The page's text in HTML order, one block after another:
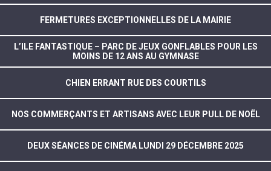
FERMETURES EXCEPTIONNELLES DE LA MAIRIE
L’ILE FANTASTIQUE – PARC DE JEUX GONFLABLES POUR LES
MOINS DE 12 ANS AU GYMNASE
CHIEN ERRANT RUE DES COURTILS
NOS COMMERÇANTS ET ARTISANS AVEC LEUR PULL DE NOËL
DEUX SÉANCES DE CINÉMA LUNDI 29 DÉCEMBRE 2025